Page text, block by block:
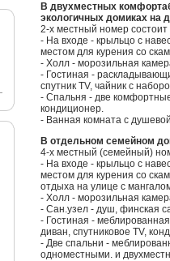
В двухместных
экологичных домиках на
2-х местный номер состоит
- На входе - крыльцо с
местом для курения со
- Холл - морозильная
- Гостиная -
спутник TV, чайник с
- Спальня - две
кондиционер.
- Ванная комната с
В отдельном семейном
4-х местный (семейный)
- На входе - крыльцо с
местом для курения со
отдыха на улице с
- Холл - морозильная
- Сан.узел - душ, финская
- Гостиная -
диван, спутниковое TV,
- Две спальни -
одноместными. и